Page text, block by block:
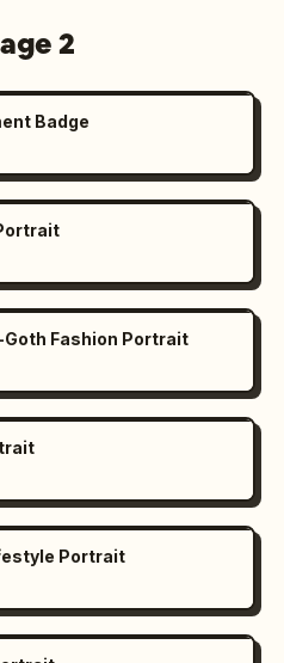
2
Badge
Fashion Portrait
Portrait